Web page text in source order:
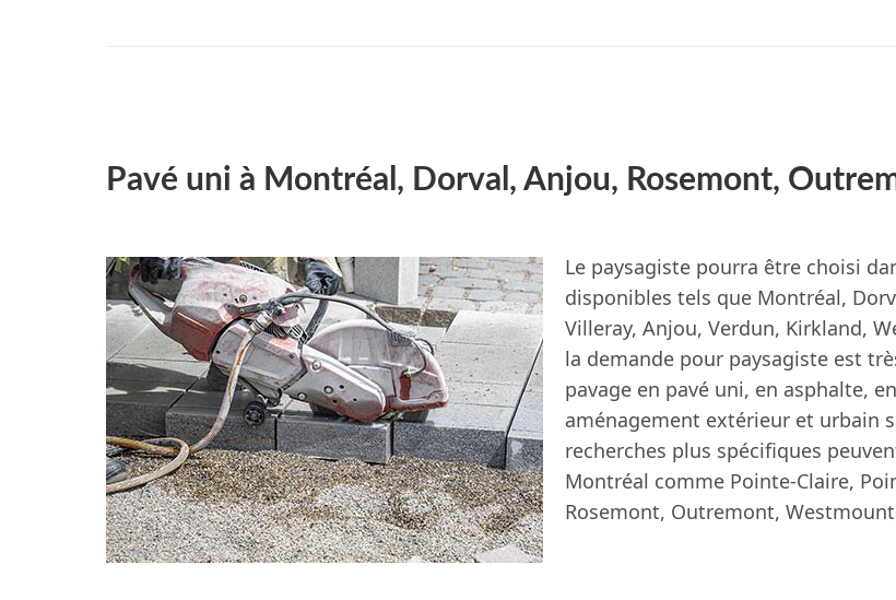
Pavé uni à Montréal, Dorval, Anjou, Rosemont,
Le paysagiste pourra être choisi
disponibles tels que Montréal,
Villeray, Anjou, Verdun, Kirkland,
la demande pour paysagiste est
pavage en pavé uni, en asphalte,
aménagement extérieur et urbain
recherches plus spécifiques
Montréal comme Pointe-Claire,
Rosemont, Outremont,